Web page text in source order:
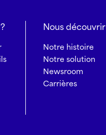
Nous découvrir
Notre histoire
Notre solution
Newsroom
Carrières